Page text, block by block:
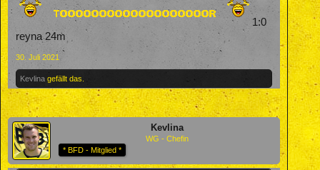
1:0
reyna 24m
30. Juli 2021
Kevlina gefällt das.
Kevlina
WG - Chefin
* BFD - Mitglied *